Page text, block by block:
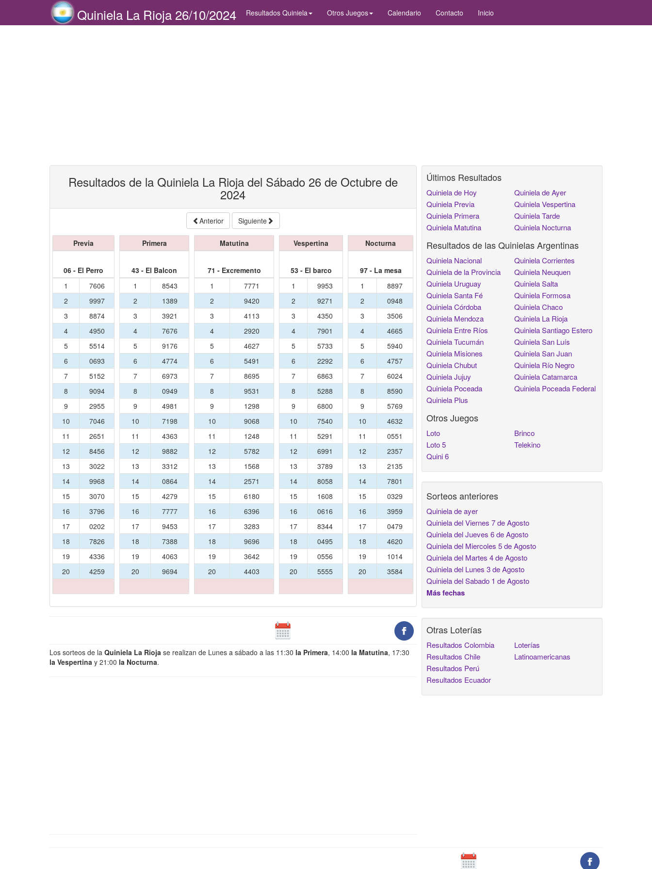
Quiniela La Rioja 26/10/2024 Resultados Quiniela Otros Juegos Calendario Contacto Inicio
Resultados de la Quiniela La Rioja del Sábado 26 de Octubre de
2024
Anterior Siguiente
Previa
06 - El Perro
1
7606
2
9997
3
8874
4
4950
5
5514
6
0693
7
5152
8
9094
9
2955
10
7046
11
2651
12
8456
13
3022
14
9968
15
3070
16
3796
17
0202
18
7826
19
4336
20
4259
Primera
43 - El Balcon
1
8543
2
1389
3
3921
4
7676
5
9176
6
4774
7
6973
8
0949
9
4981
10
7198
11
4363
12
9882
13
3312
14
0864
15
4279
16
7777
17
9453
18
7388
19
4063
20
9694
Matutina
71 - Excremento
1
7771
2
9420
3
4113
4
2920
5
4627
6
5491
7
8695
8
9531
9
1298
10
9068
11
1248
12
5782
13
1568
14
2571
15
6180
16
6396
17
3283
18
9696
19
3642
20
4403
Vespertina
53 - El barco
1
9953
2
9271
3
4350
4
7901
5
5733
6
2292
7
6863
8
5288
9
6800
10
7540
11
5291
12
6991
13
3789
14
8058
15
1608
16
0616
17
8344
18
0495
19
0556
20
5555
Nocturna
97 - La mesa
1
8897
2
0948
3
3506
4
4665
5
5940
6
4757
7
6024
8
8590
9
5769
10
4632
11
0551
12
2357
13
2135
14
7801
15
0329
16
3959
17
0479
18
4620
19
1014
20
3584
Los sorteos de la Quiniela La Rioja se realizan de Lunes a sábado a las 11:30 la Primera, 14:00 la Matutina, 17:30
la Vespertina y 21:00 la Nocturna.
Últimos Resultados
Quiniela de Hoy
Quiniela Previa
Quiniela Primera
Quiniela Matutina
Quiniela de Ayer
Quiniela Vespertina
Quiniela Tarde
Quiniela Nocturna
Resultados de las Quinielas Argentinas
Quiniela Nacional
Quiniela de la Provincia
Quiniela Uruguay
Quiniela Santa Fé
Quiniela Córdoba
Quiniela Mendoza
Quiniela Entre Ríos
Quiniela Tucumán
Quiniela Misiones
Quiniela Chubut
Quiniela Jujuy
Quiniela Poceada
Quiniela Plus
Quiniela Corrientes
Quiniela Neuquen
Quiniela Salta
Quiniela Formosa
Quiniela Chaco
Quiniela La Rioja
Quiniela Santiago Estero
Quiniela San Luís
Quiniela San Juan
Quiniela Río Negro
Quiniela Catamarca
Quiniela Poceada Federal
Otros Juegos
Loto
Loto 5
Quini 6
Brinco
Telekino
Sorteos anteriores
Quiniela de ayer
Quiniela del Viernes 7 de Agosto
Quiniela del Jueves 6 de Agosto
Quiniela del Miercoles 5 de Agosto
Quiniela del Martes 4 de Agosto
Quiniela del Lunes 3 de Agosto
Quiniela del Sabado 1 de Agosto
Más fechas
Otras Loterías
Resultados Colombia
Resultados Chile
Resultados Perú
Resultados Ecuador
Loterías
Latinoamericanas